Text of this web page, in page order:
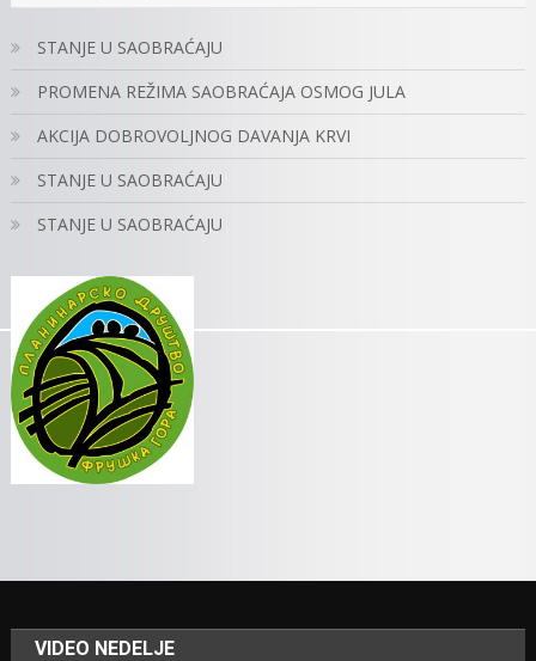
STANJE U SAOBRAĆAJU
PROMENA REŽIMA SAOBRAĆAJA OSMOG JULA
AKCIJA DOBROVOLJNOG DAVANJA KRVI
STANJE U SAOBRAĆAJU
STANJE U SAOBRAĆAJU
VIDEO NEDELJE